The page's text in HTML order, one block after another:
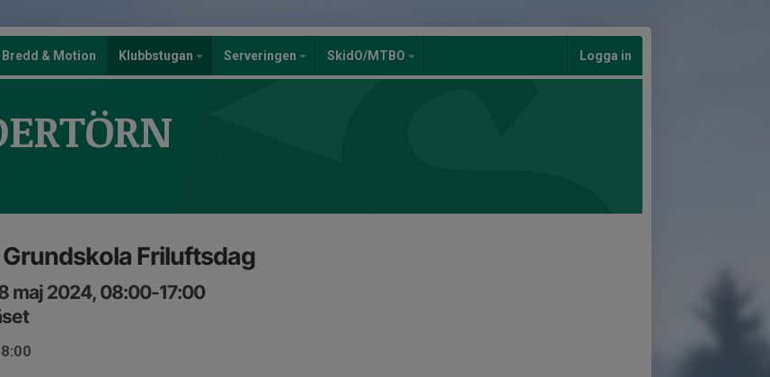
Bredd & Motion Klubbstugan Serveringen SkidO/MTBO Logga in
Friluftsdag
maj 2024, 08:00-17:00